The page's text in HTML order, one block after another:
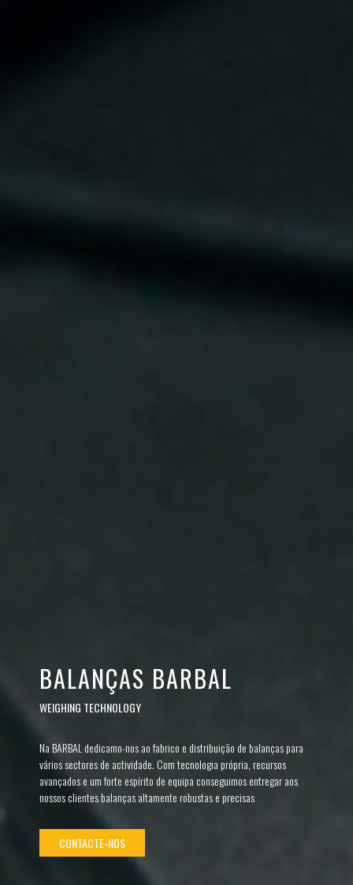
BALANÇAS BARBAL
WEIGHING TECHNOLOGY
Na BARBAL dedicamo-nos ao fabrico e distribuição de balanças para
vários sectores de actividade. Com tecnologia própria, recursos
avançados e um forte espírito de equipa conseguimos entregar aos
nossos clientes balanças altamente robustas e precisas
CONTACTE-NOS